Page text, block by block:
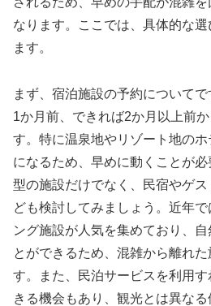
なります。ここでは、具体的な
ます。
まず、宿泊施設の予約について
1か月前、できれば2か月以上前
す。特に温泉地やリゾート地の
になるため、早めに動くことが
型の施設だけでなく、民宿やゲ
ども検討してみましょう。近年
ング施設が人気を集めており、
とができるため、混雑から離れ
す。また、民泊サービスを利用
きる機会もあり、観光とは異なる